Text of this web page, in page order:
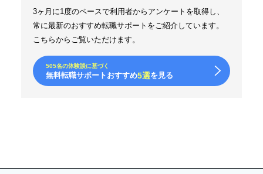
3ヶ月に1度のペースで利用者からアンケートを取得し、
常に最新のおすすめ転職サポートをご紹介しています。
こちらからご覧いただけます。
505名の体験談に基づく
無料転職サポートおすすめ5選を見る